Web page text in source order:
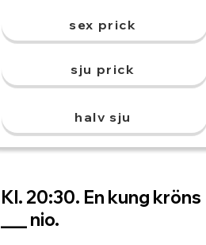
sex prick
sju prick
halv sju
Kl. 20:30. En kung kröns
___ nio.